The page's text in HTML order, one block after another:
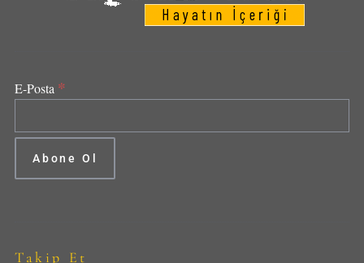
E-Posta *
Takip Et